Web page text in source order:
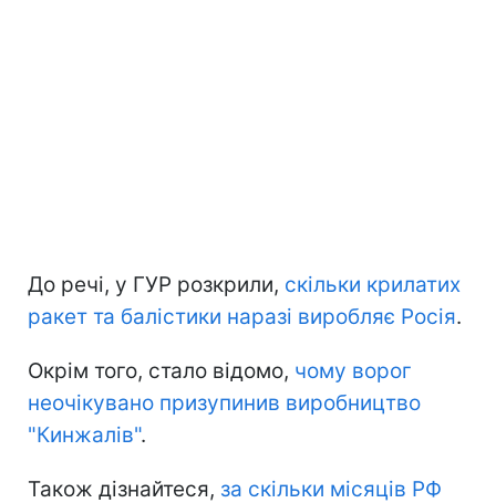
До речі, у ГУР розкрили, скільки крилатих
ракет та балістики наразі виробляє Росія.
Окрім того, стало відомо, чому ворог
неочікувано призупинив виробництво
"Кинжалів".
Також дізнайтеся, за скільки місяців РФ